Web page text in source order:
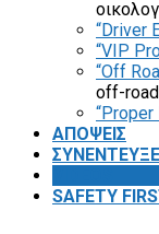
“Driver
“VIP
“Off
off-
ΑΠΟΨΕΙΣ
SAFETY